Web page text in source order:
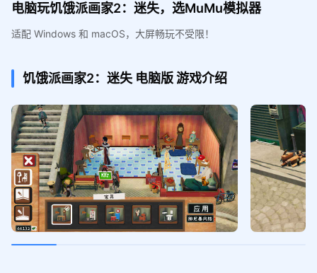
电脑玩饥饿派画家2：迷失，选MuMu模拟器
适配 Windows 和 macOS，大屏畅玩不受限！
饥饿派画家2：迷失 电脑版游戏介绍